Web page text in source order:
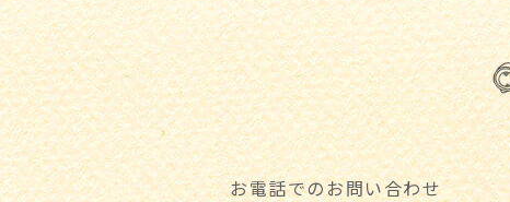
お電話でのお問い合わせ